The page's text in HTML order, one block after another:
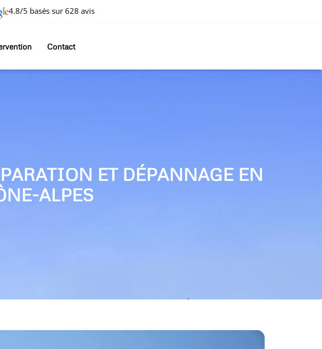
4.8/5 basés sur 628 avis
Contact
ET DÉPANNAGE EN
ALPES